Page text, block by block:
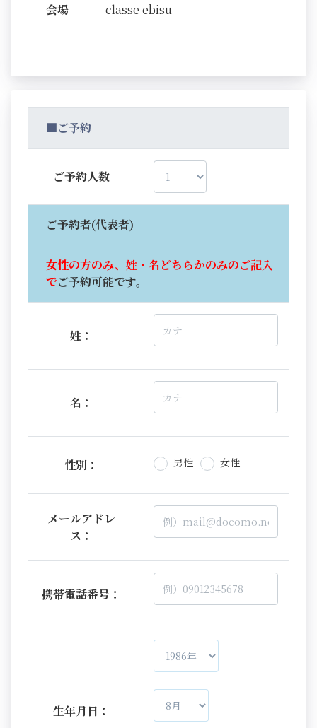
会場 classe ebisu
■ご予約
ご予約人数
ご予約者(代表者)
女性の方のみ、姓・名どちらかのみのご記入
でご予約可能です。
姓：
名：
性別： 男性 女性
メールアドレ
ス：
携帯電話番号：
生年月日：